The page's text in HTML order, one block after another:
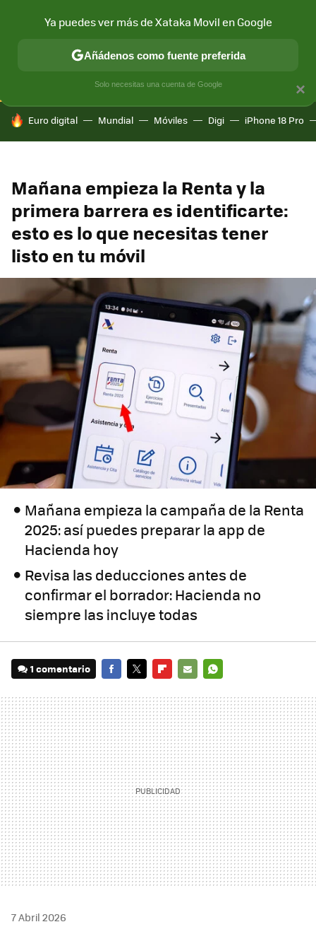
CONECTIVIDAD MÓVIL Y SOCIEDAD APLICACIONES
HOY SE HABLA DE
Euro digital Mundial Móviles Digi iPhone 18 Pro
Mañana empieza la Renta y la
primera barrera es identificarte:
esto es lo que necesitas tener
listo en tu móvil
Mañana empieza la campaña de la Renta
2025: así puedes preparar la app de
Hacienda hoy
Revisa las deducciones antes de
confirmar el borrador: Hacienda no
siempre las incluye todas
1 comentario
MAIL
7 Abril 2026
×
Ya puedes ver más de Xataka Movil en Google
Añádenos como fuente preferida
Solo necesitas una cuenta de Google